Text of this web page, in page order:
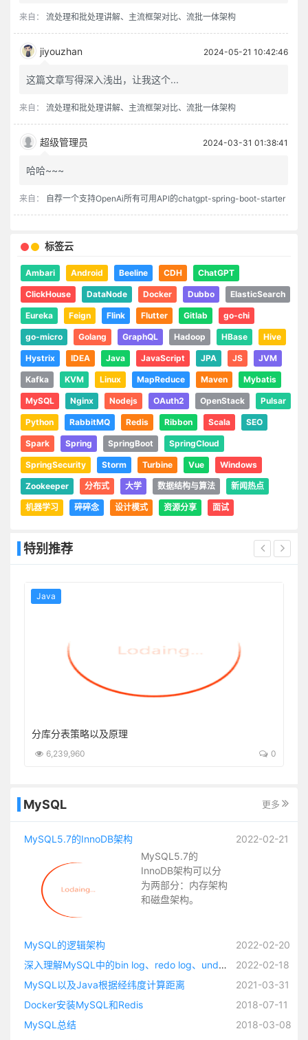
来自： 流处理和批处理讲解、主流框架对比、流批一体架构
jiyouzhan 2024-05-21 10:42:46
这篇文章写得深入浅出，让我这个...
来自： 流处理和批处理讲解、主流框架对比、流批一体架构
超级管理员 2024-03-31 01:38:41
哈哈~~~
来自： 自荐一个支持OpenAi所有可用API的chatgpt-spring-boot-starter
标签云
Ambari Android Beeline CDH ChatGPT
ClickHouse DataNode Docker Dubbo ElasticSearch
Eureka Feign Flink Flutter Gitlab go-chi
go-micro Golang GraphQL Hadoop HBase Hive
Hystrix IDEA Java JavaScript JPA JS JVM
Kafka KVM Linux MapReduce Maven Mybatis
MySQL Nginx Nodejs OAuth2 OpenStack Pulsar
Python RabbitMQ Redis Ribbon Scala SEO
Spark Spring SpringBoot SpringCloud
SpringSecurity Storm Turbine Vue Windows
Zookeeper 分布式 大学 数据结构与算法 新闻热点
机器学习 碎碎念 设计模式 资源分享 面试
特别推荐
Java
分库分表策略以及原理
6,239,960 0
MySQL 更多
MySQL5.7的InnoDB架构
MySQL5.7的
InnoDB架构可以分
为两部分：内存架构
和磁盘架构。
2022-02-21
MySQL的逻辑架构
2022-02-20
深入理解MySQL中的bin log、redo log、undo log
2022-02-18
MySQL以及Java根据经纬度计算距离
2021-03-31
Docker安装MySQL和Redis
2018-07-11
MySQL总结
2018-03-08